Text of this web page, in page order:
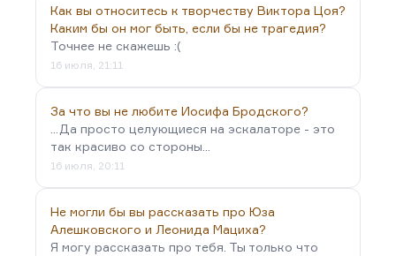
Как вы относитесь к творчеству Виктора Цоя?
Каким бы он мог быть, если бы не трагедия?
Точнее не скажешь :(
16 июля, 21:11
За что вы не любите Иосифа Бродского?
...Да просто целующиеся на эскалаторе - это
так красиво со стороны...
16 июля, 20:11
Не могли бы вы рассказать про Юза
Алешковского и Леонида Мациха?
Я могу рассказать про тебя. Ты только что